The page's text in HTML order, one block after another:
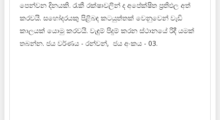
පෙන්වන දිනයකි. රැකී රක්ෂාවලින් ද අපේක්ෂිත ප්‍රතිඵල අත්
කරවයි. සහෝදරයකු පිළිබඳ කටයුත්තක් වෙනුවෙන් වැඩි
කාලයක් යොමු කරවයි. වැඳුම් පිදුම් කරන ස්ථානයේ රිදී යමක්
තබන්න. ජය වර්ණය - රන්වන්, ජය අංකය - 03.